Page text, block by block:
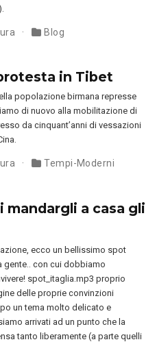
Blog
in Tibet
popolazione birmana represse
di nuovo alla mobilitazione di
da cinquant’anni di vessazioni
Tempi-Moderni
mandargli a casa gli
ecco un bellissimo spot
gente.. con cui dobbiamo
spot_itaglia.mp3 proprio
delle proprie convinzioni
un tema molto delicato e
arrivati ad un punto che la
tanto liberamente (a parte quelli